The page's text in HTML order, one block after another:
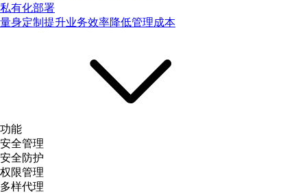
私有化部署
量身定制提升业务效率降低管理成本
功能
安全管理
安全防护
权限管理
多样代理